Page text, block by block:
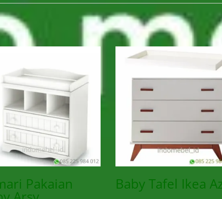
Pakaian Baby Tafel Ikea